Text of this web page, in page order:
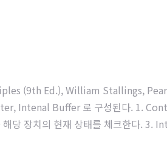
(9th Ed.), William Stallings,
Intenal Buffer 로 구성된다. 1.
당 장치의 현재 상태를 체크한다. 3.